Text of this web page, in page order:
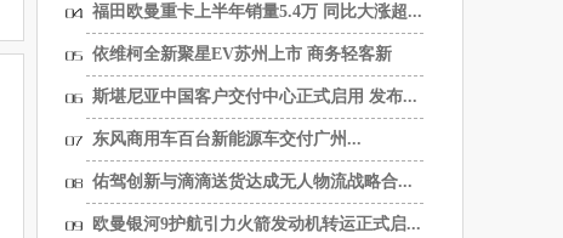
纯...
福田欧曼重卡上半年销量5.4万 同比大涨超...
依维柯全新聚星EV苏州上市 商务轻客新
选...
斯堪尼亚中国客户交付中心正式启用 发布...
东风商用车百台新能源车交付广州...
佑驾创新与滴滴送货达成无人物流战略合...
欧曼银河9护航引力火箭发动机转运正式启...